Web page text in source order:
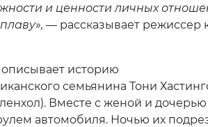
и ценности личных
— рассказывает режиссер
историю
семьянина Тони
Вместе с женой и дочерью
автомобиля. Ночью их